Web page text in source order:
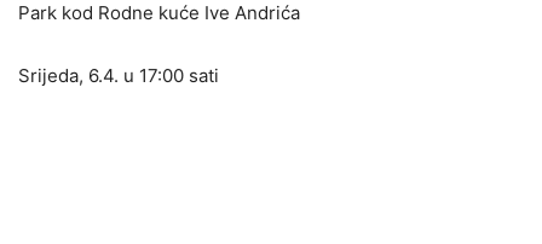
Park kod Rodne kuće Ive Andrića
Srijeda, 6.4. u 17:00 sati